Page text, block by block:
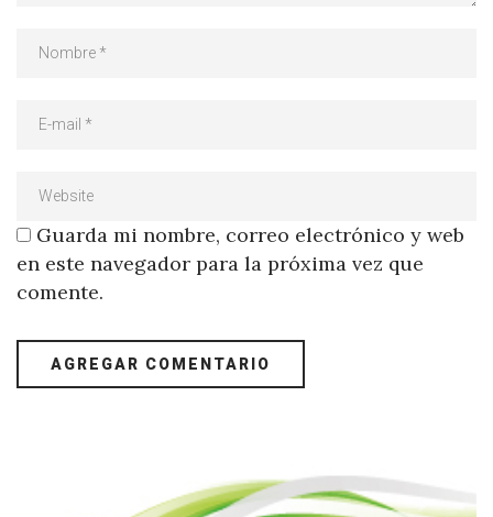
Guarda mi nombre, correo electrónico y web
en este navegador para la próxima vez que
comente.